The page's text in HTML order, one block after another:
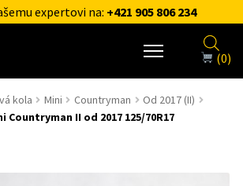
expertovi na: +421 905 806 234
(0)
kola Mini Countryman
Od 2017 (II)
II od 2017 125/70R17